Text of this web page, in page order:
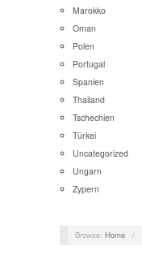
Marokko
Oman
Polen
Portugal
Spanien
Thailand
Tschechien
Türkei
Uncategorized
Ungarn
Zypern
Browse: Home /